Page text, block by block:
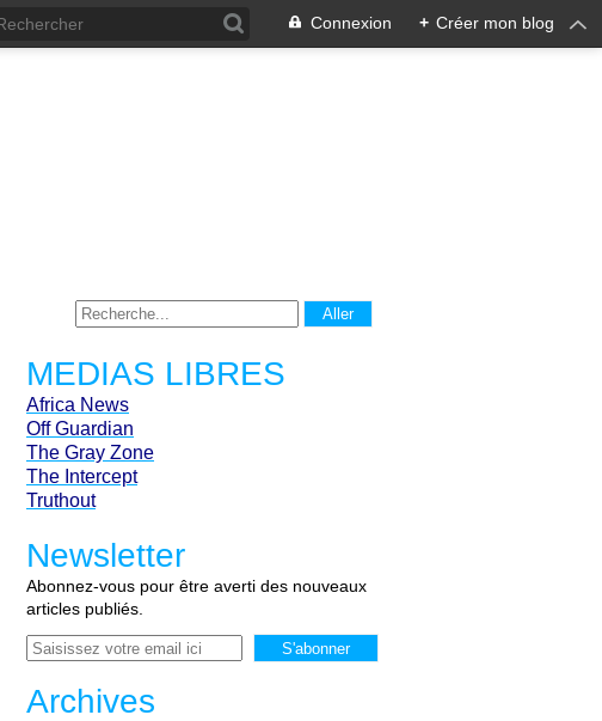
Connexion + Créer mon blog
MEDIAS LIBRES
Africa News
Off Guardian
The Gray Zone
The Intercept
Truthout
Newsletter
Abonnez-vous pour être averti des nouveaux
articles publiés.
Email
Archives